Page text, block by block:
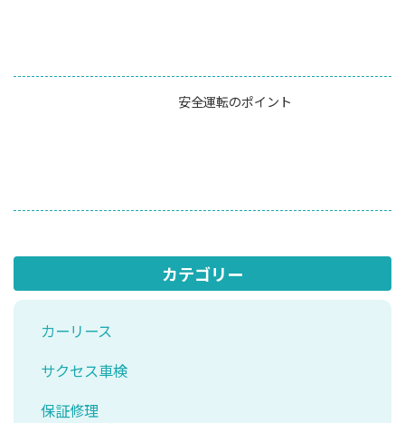
安全運転のポイント
カテゴリー
カーリース
サクセス車検
保証修理